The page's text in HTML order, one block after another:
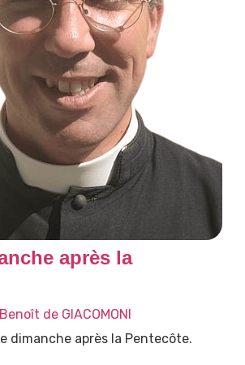
après la
de GIACOMONI
dimanche après la Pentecôte.